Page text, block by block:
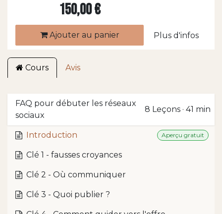
150,00€
Ajouter au panier Plus d'infos
Cours Avis
FAQ pour débuter les réseaux
sociaux
8 Leçons · 41 min
Introduction Aperçu gratuit
Clé 1 - fausses croyances
Clé 2 - Où communiquer
Clé 3 - Quoi publier ?